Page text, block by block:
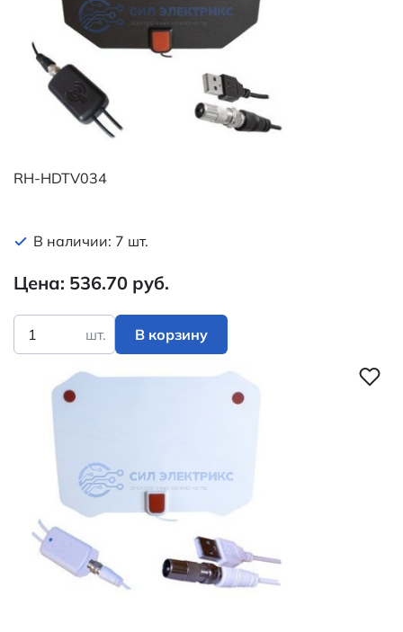
RH-HDTV034
В наличии: 7 шт.
Цена: 536.70 руб.
шт. В корзину